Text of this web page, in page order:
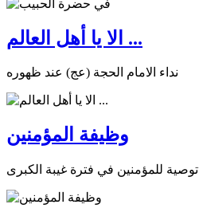
الا يا أهل العالم ...
نداء الامام الحجة (عج) عند ظهوره
وظيفة المؤمنين
توصية للمؤمنين في فترة غيبة الكبرى